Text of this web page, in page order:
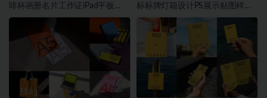
啡杯画册名片工作证iPad平板
MacBook电脑iPhone手机贴图
标标牌灯箱设计PS展示贴图样机
模板